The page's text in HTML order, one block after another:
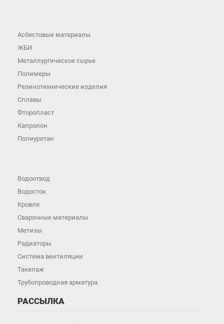
Асбестовые материалы
ЖБИ
Металлургическое сырье
Полимеры
Резинотехнические изделия
Сплавы
Фторопласт
Капролон
Полиуретан
Водоотвод
Водосток
Кровля
Сварочные материалы
Метизы
Радиаторы
Система вентиляции
Такелаж
Трубопроводная арматура
РАССЫЛКА